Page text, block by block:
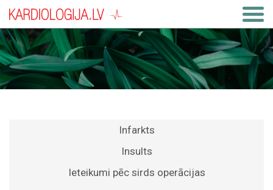
Infarkts
Insults
Ieteikumi pēc sirds operācijas